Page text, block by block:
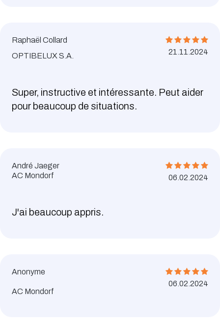
Raphaël Collard
OPTIBELUX S.A.
21.11.2024
Super, instructive et intéressante. Peut aider
pour beaucoup de situations.
André Jaeger
AC Mondorf
06.02.2024
J'ai beaucoup appris.
Anonyme
AC Mondorf
06.02.2024